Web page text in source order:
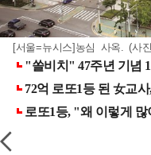
[서울=뉴시스]농심 사옥. (사